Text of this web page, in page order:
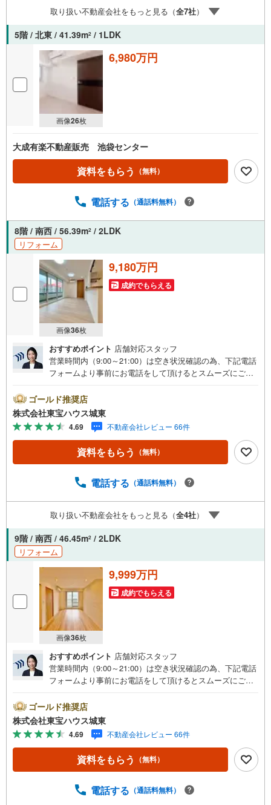
◆物件のご案内は◆弊社へのご来社、お客様宅へのお迎
え・最寄駅での待ち合わせ、物件周辺のコンビニ等でお待
ち合わせなど、ご希望をお伝えください。ご希望条件をお
伝え頂けましたら、ご見学希望物件以外の資料も用意して
参ります。もちろん他の物件も併せてご案内させていただ
取り扱い不動産会社をもっと見る（全7社）
5階 / 北東 / 41.39m2 / 1LDK
画像26枚
6,980万円
大成有楽不動産販売 池袋センター
資料をもらう （無料）
電話する （通話料無料）
8階 / 南西 / 56.39m2 / 2LDK
リフォーム
画像36枚
9,180万円
成約でもらえる
おすすめポイント 店舗対応スタッフ
営業時間内（9:00～21:00）は空き状況確認の為、下記電話
フォームより事前にお電話をして頂けるとスムーズにご案
カレンダーの作成▽ご購入後もお客様の人生のパートナー
として暮らしの「安心」を守り続けます。【Yahoo！ 不動
産キャンペーン対象店舗】当店で物件を成約するとPayPay
ボーナスライトがもらえる「Yahoo！ 不動産 物件ご成約キ
ャンペーン」の対象になります。「資料をもらう」「見学
予約をする」ボタンからお問い合わせください。※必ずYah
スライトは出金と譲渡はできません。ご案内・詳細な資料
時受け付けております！■頭金0円からのご購入可能です■
（諸費用もOK）お気軽にお問い合わせください。※告知事
項あり
ゴールド推奨店
株式会社東宝ハウス城東
4.69 不動産会社レビュー 66件
資料をもらう （無料）
電話する （通話料無料）
取り扱い不動産会社をもっと見る（全4社）
9階 / 南西 / 46.45m2 / 2LDK
リフォーム
画像36枚
9,999万円
成約でもらえる
おすすめポイント 店舗対応スタッフ
営業時間内（9:00～21:00）は空き状況確認の為、下記電話
フォームより事前にお電話をして頂けるとスムーズにご案
カレンダーの作成▽ご購入後もお客様の人生のパートナー
として暮らしの「安心」を守り続けます。【Yahoo！ 不動
産キャンペーン対象店舗】当店で物件を成約するとPayPay
ボーナスライトがもらえる「Yahoo！ 不動産 物件ご成約キ
ャンペーン」の対象になります。「資料をもらう」「見学
予約をする」ボタンからお問い合わせください。※必ずYah
スライトは出金と譲渡はできません。ご案内・詳細な資料
ゴールド推奨店
株式会社東宝ハウス城東
4.69 不動産会社レビュー 66件
資料をもらう （無料）
電話する （通話料無料）